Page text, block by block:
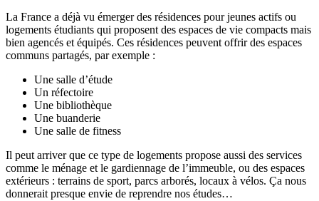
La France a déjà vu émerger des résidences pour jeunes actifs ou
logements étudiants qui proposent des espaces de vie compacts mais
bien agencés et équipés. Ces résidences peuvent offrir des espaces
communs partagés, par exemple :
Une salle d’étude
Un réfectoire
Une bibliothèque
Une buanderie
Une salle de fitness
Il peut arriver que ce type de logements propose aussi des services
comme le ménage et le gardiennage de l’immeuble, ou des espaces
extérieurs : terrains de sport, parcs arborés, locaux à vélos. Ça nous
donnerait presque envie de reprendre nos études…